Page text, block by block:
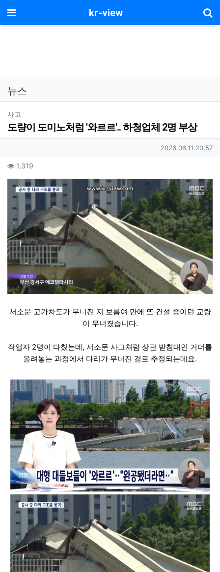
메뉴 kr-view
뉴스
사고
도량이 도미노처럼 '와르르'.. 하청업체 2명 부상
작성일
2026.06.11 20:57
컨텐츠 정보
1,319
본문
서소문 고가차도가 무너진 지 보름여 만에 또 건설 중이던 교량
이 무너졌습니다.
작업자 2명이 다쳤는데, 서소문 사고처럼 상판 받침대인 거더를
올려놓는 과정에서 다리가 무너진 걸로 추정되는데요.